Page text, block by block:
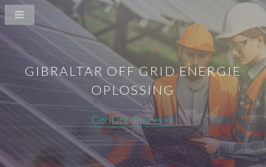
GIBRALTAR OFF GRID ENERGIE
OPLOSSING
Contact online >>